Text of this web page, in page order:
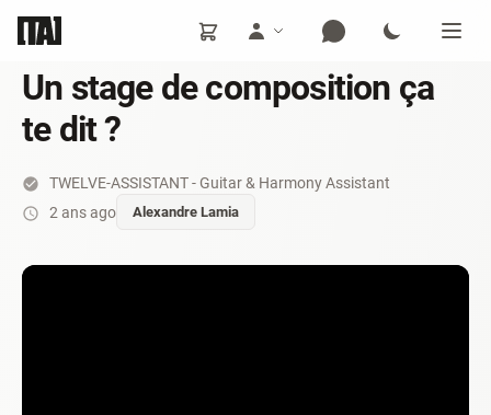
Un stage de composition ça
te dit ?
TWELVE-ASSISTANT - Guitar & Harmony Assistant
2 ans ago
Alexandre Lamia